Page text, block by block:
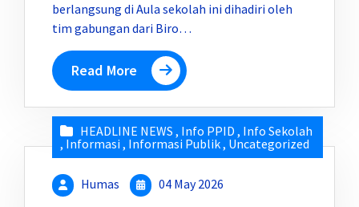
berlangsung di Aula sekolah ini dihadiri oleh
tim gabungan dari Biro…
Read More
HEADLINE NEWS , Info PPID , Info Sekolah
, Informasi, Informasi Publik, Uncategorized
Humas 04 May 2026